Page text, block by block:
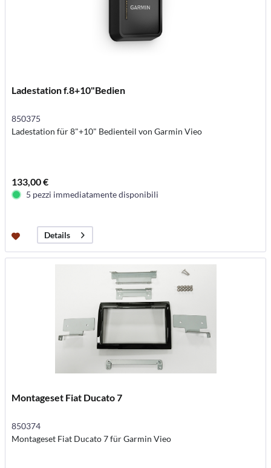
Ladestation f.8+10"Bedien
850375
Ladestation für 8"+10" Bedienteil von Garmin Vieo
133,00 €
5 pezzi immediatamente disponibili
Details
Montageset Fiat Ducato 7
850374
Montageset Fiat Ducato 7 für Garmin Vieo